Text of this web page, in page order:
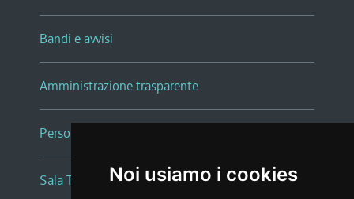
Noi usiamo i cookies
Bandi e avvisi
Amministrazione trasparente
Persone e Uffici
Sala Tiziano Tessitori